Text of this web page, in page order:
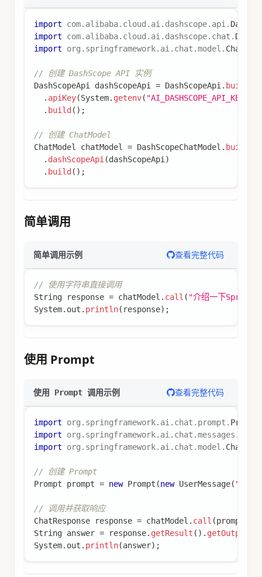
import com. alibaba. cloud . ai. dashscope. api.
import
com. alibaba. cloud . ai. dashscope. chat .
import
org . springframework. ai. chat .model .
// 创建 DashScope API 实例
DashScopeApi dashScopeApi = DashScopeApi. builder
. apiKey(System. getenv( "AI_DASHSCOPE_API_KEY"
. build ( ) ;
// 创建 ChatModel
ChatModel chatModel = DashScopeChatModel . builder
. dashScopeApi(dashScopeApi)
. build ( ) ;
简单调用
简单调用示例 查看完整代码
// 使用字符串直接调用
String response = chatModel . call ( "介绍一下Spring
System. out . println( response) ;
使用 Prompt
使用 Prompt 调用示例 查看完整代码
import org . springframework. ai. chat . prompt . Prompt
import
org . springframework. ai. chat .messages .
import
org . springframework. ai. chat .model .
// 创建 Prompt
Prompt prompt = new Prompt (new UserMessage( "解释
// 调用并获取响应
ChatResponse response = chatModel . call (prompt
String answer = response. getResult ( ) . getOutput
System. out . println(answer) ;